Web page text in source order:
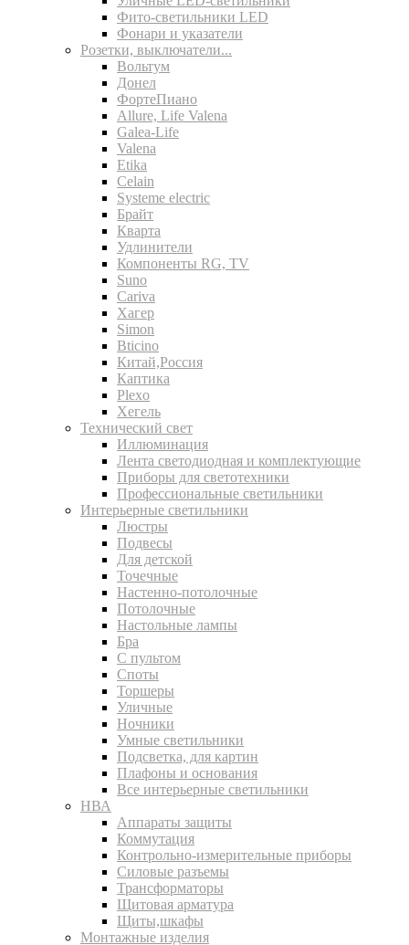
Фито-светильники LED
Фонари и указатели
Розетки, выключатели...
Вольтум
Донел
ФортеПиано
Allure, Life Valena
Galea-Life
Valena
Etika
Celain
Systeme electric
Брайт
Кварта
Удлинители
Компоненты RG, TV
Suno
Cariva
Хагер
Simon
Bticino
Китай,Россия
Каптика
Plexo
Хегель
Технический свет
Иллюминация
Лента светодиодная и комплектующие
Приборы для светотехники
Профессиональные светильники
Интерьерные светильники
Люстры
Подвесы
Для детской
Точечные
Настенно-потолочные
Потолочные
Настольные лампы
Бра
С пультом
Споты
Торшеры
Уличные
Ночники
Умные светильники
Подсветка, для картин
Плафоны и основания
Все интерьерные светильники
НВА
Аппараты защиты
Коммутация
Контрольно-измерительные приборы
Силовые разъемы
Трансформаторы
Щитовая арматура
Щиты,шкафы
Монтажные изделия